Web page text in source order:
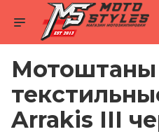
Arrakis III